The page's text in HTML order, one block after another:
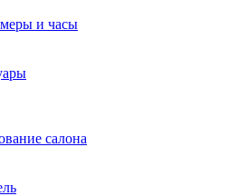
и часы
салона